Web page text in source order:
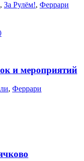
, За Рулём!, Феррари
и мероприятий
, Феррари